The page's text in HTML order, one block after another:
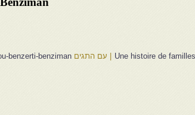
עם התגים benzerti-benziman